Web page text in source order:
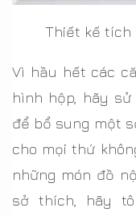
Thiết kế tích
Vì hầu hết các
hình hộp, hãy
để bổ sung một
cho mọi thứ
những món đồ
sở thích, hãy